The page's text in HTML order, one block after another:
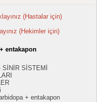
(Hastalar için)
(Hekimler için)
entakapon
SİSTEMİ
+ entakapon